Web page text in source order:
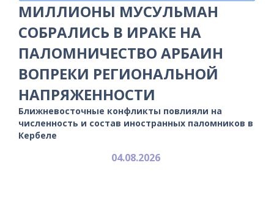
МИЛЛИОНЫ МУСУЛЬМАН
СОБРАЛИСЬ В ИРАКЕ НА
ПАЛОМНИЧЕСТВО АРБАИН
ВОПРЕКИ РЕГИОНАЛЬНОЙ
НАПРЯЖЕННОСТИ
Ближневосточные конфликты повлияли на
численность и состав иностранных паломников в
Кербеле
04.08.2026